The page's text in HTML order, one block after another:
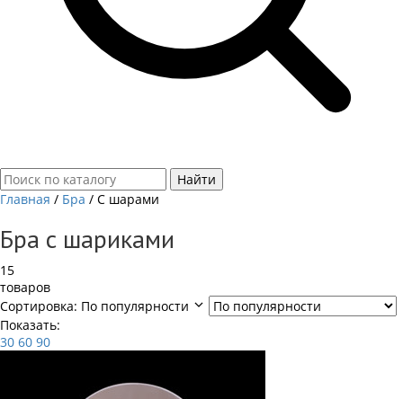
Найти
Главная / Бра / С шарами
Бра с шариками
15
товаров
Сортировка: По популярности
Показать:
30 60 90